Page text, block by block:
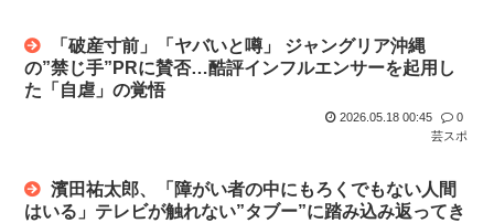
(´・ω・`)ほいほい村のお盆だほい
子供「ママー、誕生日までに隠し部屋作って」母親「わかっ
「破産寸前」「ヤバいと噂」 ジャングリア沖縄
の”禁じ手”PRに賛否…酷評インフルエンサーを起用し
た「自虐」の覚悟
2026.05.18 00:45
0
芸スポ
濱田祐太郎、「障がい者の中にもろくでもない人間
はいる」テレビが触れない”タブー”に踏み込み返ってき